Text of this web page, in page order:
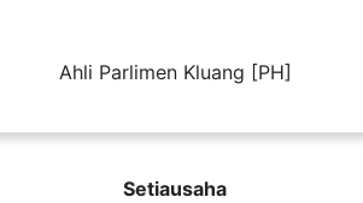
Ahli Parlimen Kluang [PH]
Setiausaha